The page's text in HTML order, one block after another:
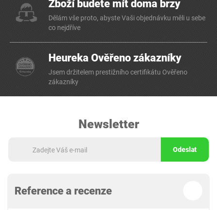
Zboží budete mít doma brzy
Dělám vše proto, abyste Vaši objednávku měli u sebe
co nejdříve
Heureka Ověřeno zákazníky
Jsem držitelem prestižního certifikátu Ověřeno
zákazníky
Newsletter
Odeslat
Reference a recenze